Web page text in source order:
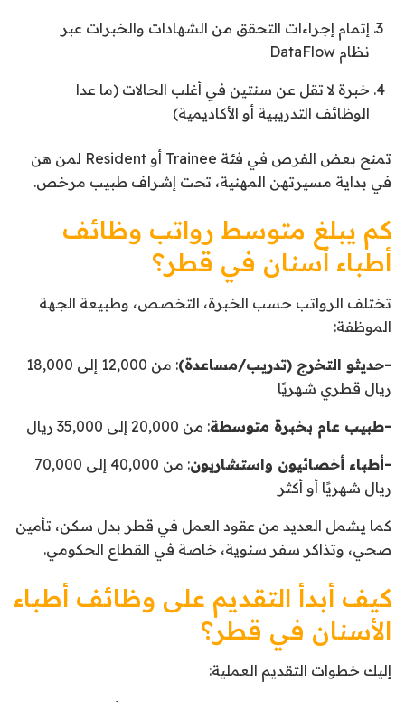
إتمام إجراءات التحقق من الشهادات والخبرات عبر
نظام DataFlow
خبرة لا تقل عن سنتين في أغلب الحالات (ما عدا
الوظائف التدريبية أو الأكاديمية)
تمنح بعض الفرص في فئة Trainee أو Resident لمن هن
في بداية مسيرتهن المهنية، تحت إشراف طبيب مرخص.
كم يبلغ متوسط رواتب وظائف
أطباء أسنان في قطر؟
تختلف الرواتب حسب الخبرة، التخصص، وطبيعة الجهة
الموظفة:
-حديثو التخرج (تدريب/مساعدة)
: من 12,000 إلى 18,000
ريال قطري شهريًا
-طبيب عام بخبرة متوسطة: من 20,000 إلى 35,000 ريال
-أطباء أخصائيون واستشاريون
: من 40,000 إلى 70,000
ريال شهريًا أو أكثر
كما يشمل العديد من عقود العمل في قطر بدل سكن، تأمين
صحي، وتذاكر سفر سنوية، خاصة في القطاع الحكومي.
كيف أبدأ التقديم على وظائف أطباء
الأسنان في قطر؟
إليك خطوات التقديم العملية: